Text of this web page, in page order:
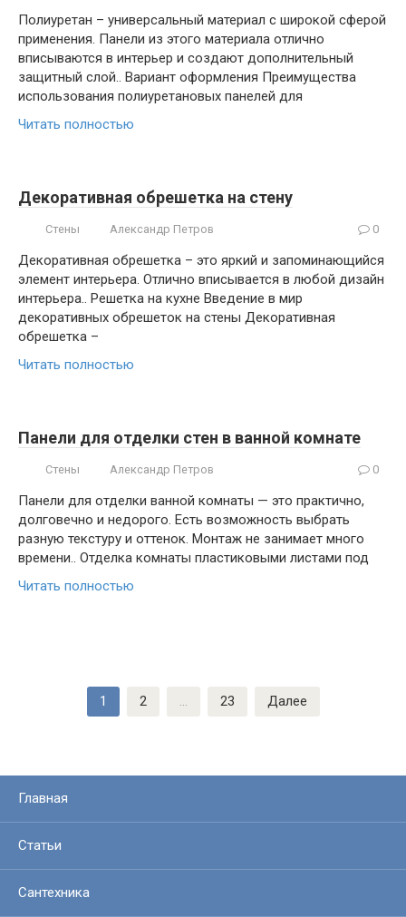
Полиуретан – универсальный материал с широкой сферой
применения. Панели из этого материала отлично
вписываются в интерьер и создают дополнительный
защитный слой.. Вариант оформления Преимущества
использования полиуретановых панелей для
Читать полностью
Декоративная обрешетка на стену
Стены Александр Петров 0
Декоративная обрешетка – это яркий и запоминающийся
элемент интерьера. Отлично вписывается в любой дизайн
интерьера.. Решетка на кухне Введение в мир
декоративных обрешеток на стены Декоративная
обрешетка –
Читать полностью
Панели для отделки стен в ванной комнате
Стены Александр Петров 0
Панели для отделки ванной комнаты — это практично,
долговечно и недорого. Есть возможность выбрать
разную текстуру и оттенок. Монтаж не занимает много
времени.. Отделка комнаты пластиковыми листами под
Читать полностью
1 2 … 23 Далее
Главная
Статьи
Сантехника